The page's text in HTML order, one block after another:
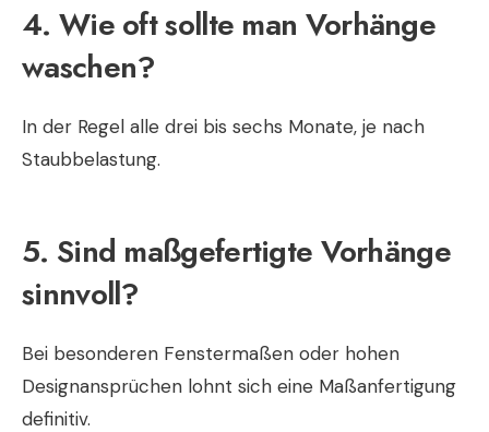
4. Wie oft sollte man Vorhänge
waschen?
In der Regel alle drei bis sechs Monate, je nach
Staubbelastung.
5. Sind maßgefertigte Vorhänge
sinnvoll?
Bei besonderen Fenstermaßen oder hohen
Designansprüchen lohnt sich eine Maßanfertigung
definitiv.